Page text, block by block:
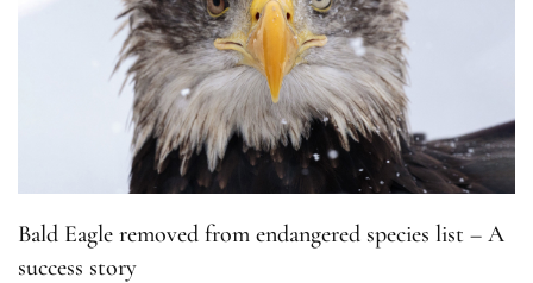
Bald Eagle removed from endangered species list – A
success story